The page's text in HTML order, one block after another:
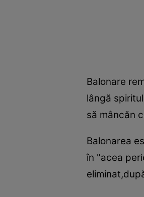
Balonare
lângă
să mâncăn
Balonarea
în "acea